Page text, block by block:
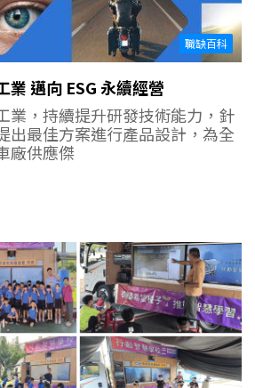
職缺百科
業 邁向 ESG 永續經營
業，持續提升研發技術能力，針
出最佳方案進行產品設計，為全
廠供應傑